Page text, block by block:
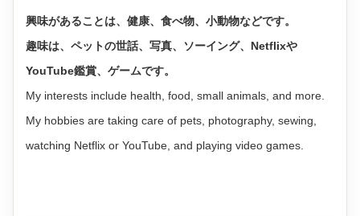
興味があることは、健康、食べ物、小動物などです。
趣味は、ペットの世話、写真、ソーイング、Netflixや
YouTube鑑賞、ゲームです。
My interests include health, food, small animals, and more.
My hobbies are taking care of pets, photography, sewing,
watching Netflix or YouTube, and playing video games.